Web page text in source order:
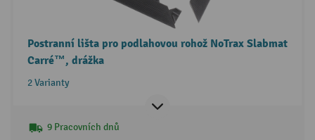
Postranní lišta pro podlahovou rohož NoTrax Slabmat
Carré™, drážka
2 Varianty
9 Pracovních dnů